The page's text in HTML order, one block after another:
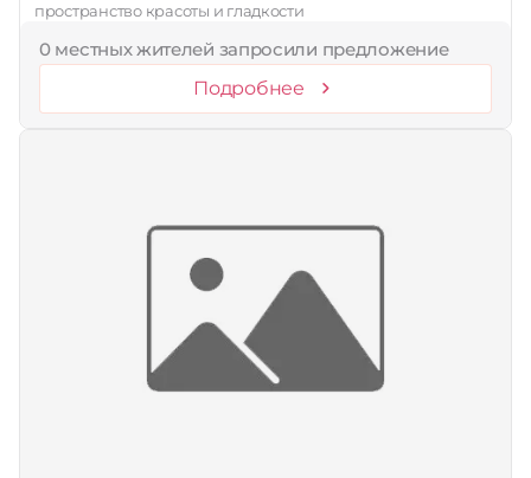
пространство красоты и гладкости
0 местных жителей запросили предложение
Подробнее